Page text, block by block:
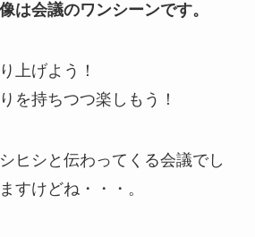
は会議のワンシーンです。
上げよう！
を持ちつつ楽しもう！
ヒシと伝わってくる会議でし
すけどね・・・。